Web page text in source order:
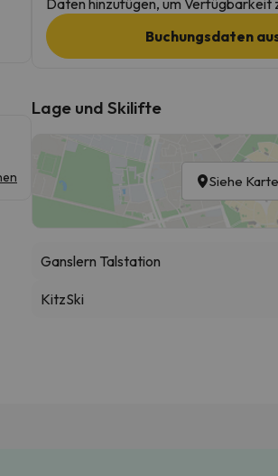
Buchungsdaten
Lage und Skilifte
Siehe Karte
Ganslern Talstation
KitzSki